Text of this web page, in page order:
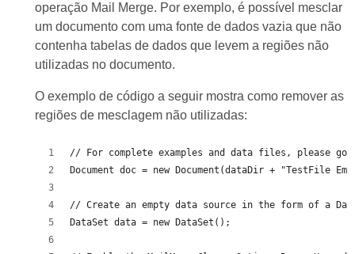
operação Mail Merge. Por exemplo, é possível mesclar
um documento com uma fonte de dados vazia que não
contenha tabelas de dados que levem a regiões não
utilizadas no documento.
O exemplo de código a seguir mostra como remover as
regiões de mesclagem não utilizadas:
// For complete examples and data files, please go
Document doc = new Document(dataDir + "TestFile
// Create an empty data source in the form of a
DataSet data = new DataSet();